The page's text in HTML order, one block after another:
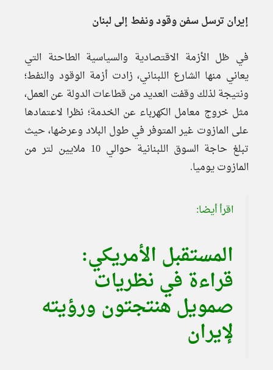
إيران ترسل سفن وقود ونفط إلى لبنان
في ظل الأزمة الاقتصادية والسياسية الطاحنة التي
يعاني منها الشارع اللبناني، زادت أزمة الوقود والنفط؛
ونتيجة لذلك وقفت العديد من قطاعات الدولة عن العمل،
مثل خروج معامل الكهرباء عن الخدمة؛ نظرا لاعتمادها
على المازوت غير المتوفر في طول البلاد وعرضها، حيث
تبلغ حاجة السوق اللبنانية حوالي 10 ملايين لتر من
المازوت يوميا.
اقرأ أيضا:
المستقبل الأمريكي:
قراءة في نظريات
صمويل هنتجتون ورؤيته
لإيران